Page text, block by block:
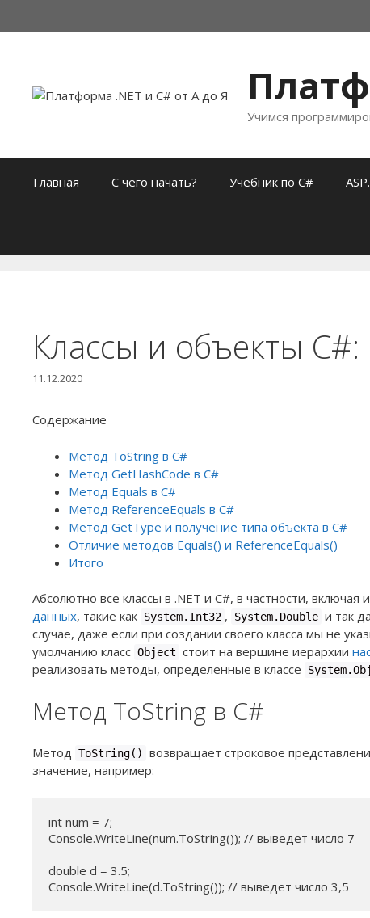
Учимся
Главная С чего начать? Учебник по C#
Классы и объекты C#:
11.12.2020
Содержание
Метод ToString в C#
Метод GetHashCode в C#
Метод Equals в C#
Метод ReferenceEquals в C#
Метод GetType и получение типа объекта в C#
Отличие методов Equals() и ReferenceEquals()
Итого
Абсолютно все классы в .NET и C#, в частности,
данных, такие как System.Int32 , System.Double и так
случае, даже если при создании своего класса мы не
умолчанию класс Object стоит на вершине иерархии
реализовать методы, определенные в классе
Метод ToString в C#
Метод ToString() возвращает строковое
значение, например:
int num = 7;
Console.WriteLine(num.ToString()); // выведет число 7
double d = 3.5;
Console.WriteLine(d.ToString()); // выведет число 3,5